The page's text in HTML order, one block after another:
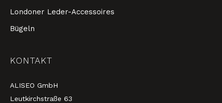
Londoner Leder-Accessoires
Bügeln
KONTAKT
ALISEO GmbH
Leutkirchstraße 63